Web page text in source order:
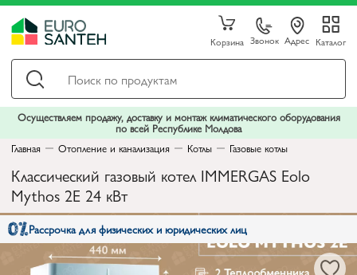
Корзина Звонок Адрес Каталог
Осуществляем продажу, доставку и монтаж климатического оборудования
по всей Республике Молдова
Главная
Отопление и канализация Котлы Газовые котлы
Классический газовый котел IMMERGAS Eolo
Mythos 2E 24 кВт
Рассрочка для физических и юридических лиц